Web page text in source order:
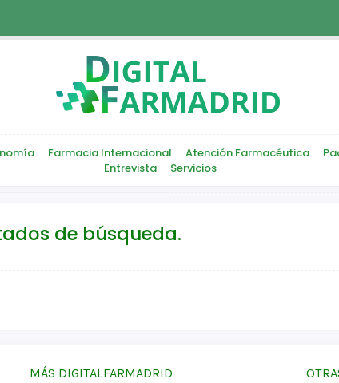
Farmacia Internacional Atención Farmacéutica
Entrevista
Servicios
de búsqueda.
MÁS DIGITALFARMADRID